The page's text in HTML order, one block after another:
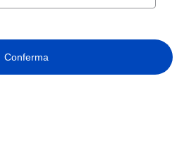
Conferma